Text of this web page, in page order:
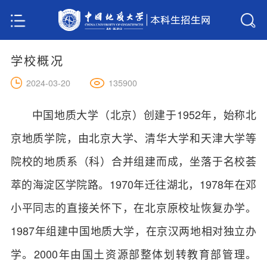
学校概况
2024-03-20 135900
中国地质大学（北京）创建于1952年，始称北
京地质学院，由北京大学、清华大学和天津大学等
院校的地质系（科）合并组建而成，坐落于名校荟
萃的海淀区学院路。1970年迁往湖北，1978年在邓
小平同志的直接关怀下，在北京原校址恢复办学。
1987年组建中国地质大学，在京汉两地相对独立办
学。2000年由国土资源部整体划转教育部管理。